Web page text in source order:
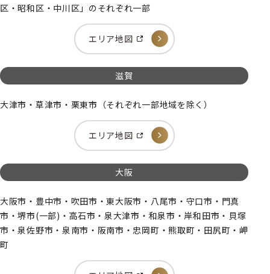
区・昭和区・中川区」のそれぞれ一部
エリア地図
滋賀
大津市・草津市・栗東市（それぞれ一部地域を除く）
エリア地図
大阪
大阪市・豊中市・吹田市・東大阪市・八尾市・守口市・門真
市・堺市(一部)・高石市・泉大津市・和泉市・岸和田市・貝塚
市・泉佐野市・泉南市・阪南市・忠岡町・熊取町・田尻町・岬
町